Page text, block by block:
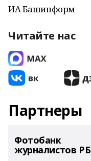
ИА Башинформ
Читайте нас
Партнеры
Фотобанк
журналистов РБ